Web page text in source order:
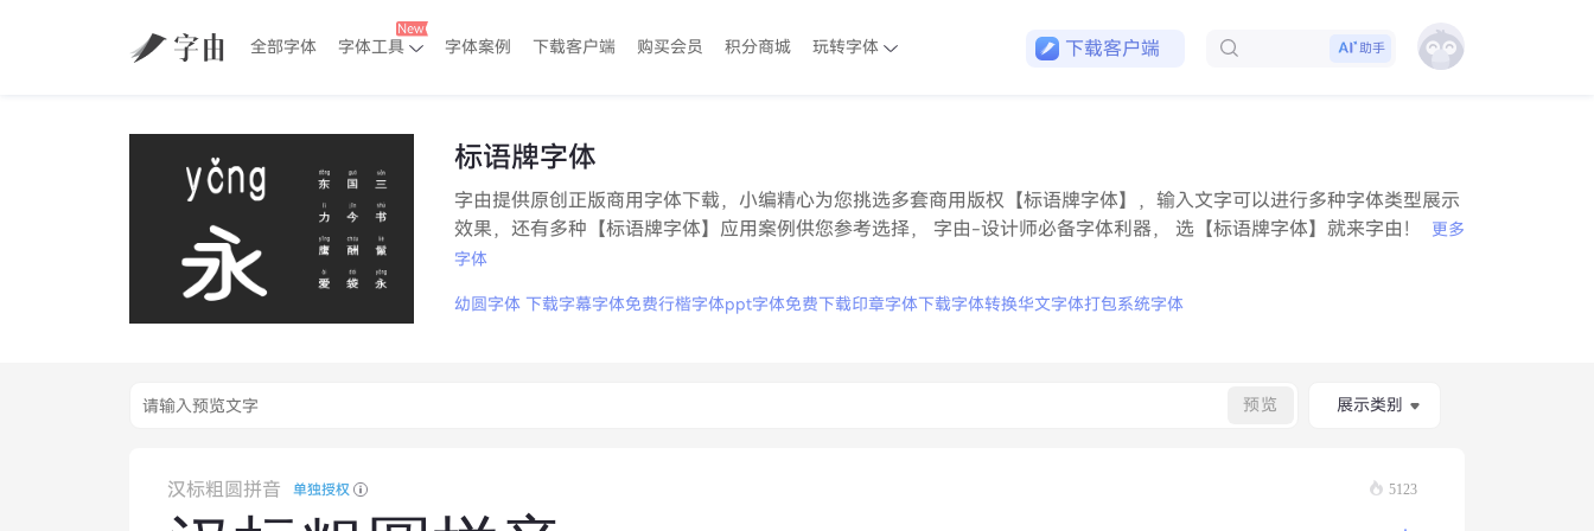
全部字体 字体工具 字体案例 下载客户端 购买会员 积分商城 玩转字体
下载客户端
助手
标语牌字体
字由提供原创正版商用字体下载，小编精心为您挑选多套商用版权【标语牌字体】，输入文字可以进行多种字体类型展示
效果，还有多种【标语牌字体】应用案例供您参考选择， 字由-设计师必备字体利器， 选【标语牌字体】就来字由！
更多
字体
幼圆字体 下载字幕字体免费行楷字体ppt字体免费下载印章字体下载字体转换华文字体打包系统字体
预览 展示类别
汉标粗圆拼音 单独授权 5123